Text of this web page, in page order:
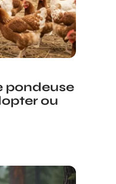
pondeuse
ou